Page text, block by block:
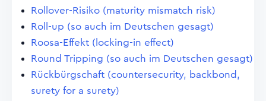
Rollover-Risiko (maturity mismatch risk)
Roll-up (so auch im Deutschen gesagt)
Roosa-Effekt (locking-in effect)
Round Tripping (so auch im Deutschen gesagt)
Rückbürgschaft (countersecurity, backbond,
surety for a surety)